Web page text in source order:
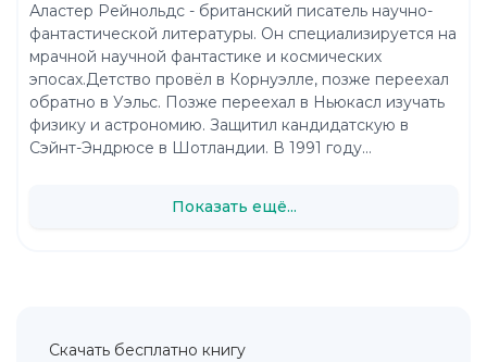
Аластер Рейнольдс - британский писатель научно-
фантастической литературы. Он специализируется на
мрачной научной фантастике и космических
эпосах.Детство провёл в Корнуэлле, позже переехал
обратно в Уэльс. Позже переехал в Ньюкасл изучать
физику и астрономию. Защитил кандидатскую в
Сэйнт-Эндрюсе в Шотландии. В 1991 году...
Показать ещё...
Скачать бесплатно книгу